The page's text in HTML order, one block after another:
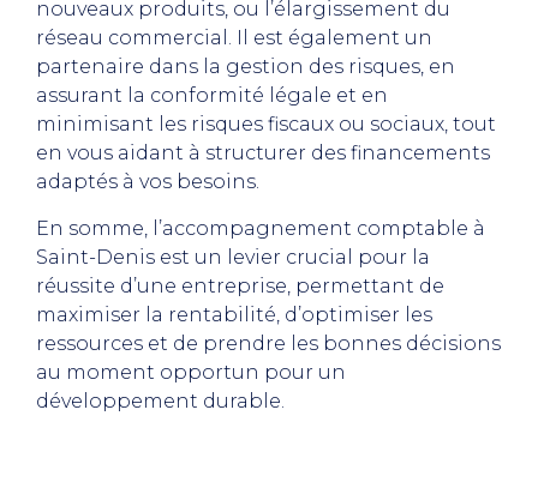
nouveaux produits, ou l’élargissement du
réseau commercial. Il est également un
partenaire dans la gestion des risques, en
assurant la conformité légale et en
minimisant les risques fiscaux ou sociaux, tout
en vous aidant à structurer des financements
adaptés à vos besoins.
En somme, l’accompagnement comptable à
Saint-Denis est un levier crucial pour la
réussite d’une entreprise, permettant de
maximiser la rentabilité, d’optimiser les
ressources et de prendre les bonnes décisions
au moment opportun pour un
développement durable.